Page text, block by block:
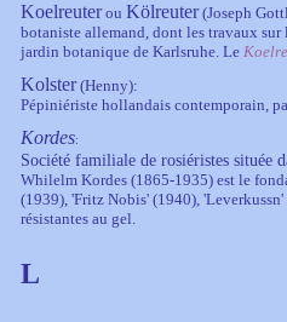
Koelreuterou Kölreuter (Joseph
botaniste allemand, dont les travaux
jardin botanique de Karlsruhe. Le
Kolster(Henny):
Pépiniériste hollandais contemporain,
Kordes:
Société familiale de rosiéristes située
Whilelm Kordes (1865-1935) est le
(1939), 'Fritz Nobis' (1940),
résistantes au gel.
L